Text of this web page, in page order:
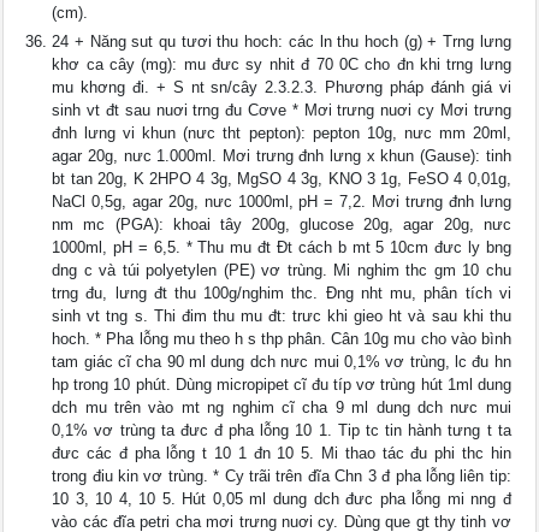
(cm).
24 + Năng sut qu tươi thu hoch: các ln thu hoch (g) + Trng lưng
khơ ca cây (mg): mu đưc sy nhit đ 70 0C cho đn khi trng lưng
mu khơng đi. + S nt sn/cây 2.3.2.3. Phương pháp đánh giá vi
sinh vt đt sau nuơi trng đu Cơve * Mơi trưng nuơi cy Mơi trưng
đnh lưng vi khun (nưc tht pepton): pepton 10g, nưc mm 20ml,
agar 20g, nưc 1.000ml. Mơi trưng đnh lưng x khun (Gause): tinh
bt tan 20g, K 2HPO 4 3g, MgSO 4 3g, KNO 3 1g, FeSO 4 0,01g,
NaCl 0,5g, agar 20g, nưc 1000ml, pH = 7,2. Mơi trưng đnh lưng
nm mc (PGA): khoai tây 200g, glucose 20g, agar 20g, nưc
1000ml, pH = 6,5. * Thu mu đt Đt cách b mt 5 10cm đưc ly bng
dng c và túi polyetylen (PE) vơ trùng. Mi nghim thc gm 10 chu
trng đu, lưng đt thu 100g/nghim thc. Đng nht mu, phân tích vi
sinh vt tng s. Thi đim thu mu đt: trưc khi gieo ht và sau khi thu
hoch. * Pha lỗng mu theo h s thp phân. Cân 10g mu cho vào bình
tam giác cĩ cha 90 ml dung dch nưc mui 0,1% vơ trùng, lc đu hn
hp trong 10 phút. Dùng micropipet cĩ đu típ vơ trùng hút 1ml dung
dch mu trên vào mt ng nghim cĩ cha 9 ml dung dch nưc mui
0,1% vơ trùng ta đưc đ pha lỗng 10 1. Tip tc tin hành tưng t ta
đưc các đ pha lỗng t 10 1 đn 10 5. Mi thao tác đu phi thc hin
trong điu kin vơ trùng. * Cy trãi trên đĩa Chn 3 đ pha lỗng liên tip:
10 3, 10 4, 10 5. Hút 0,05 ml dung dch đưc pha lỗng mi nng đ
vào các đĩa petri cha mơi trưng nuơi cy. Dùng que gt thy tinh vơ